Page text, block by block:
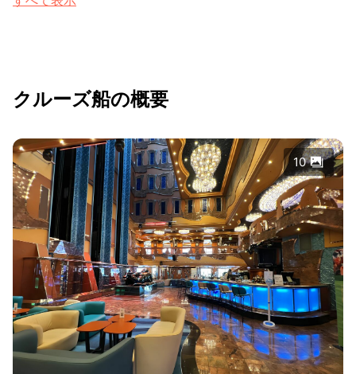
クルーズ船の概要
10